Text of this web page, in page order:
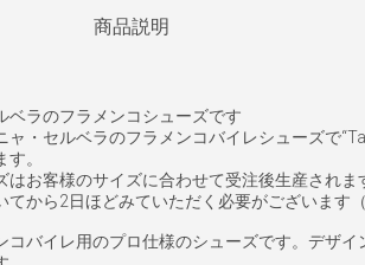
商品説明
ベラのフラメンコシューズです
ャ・セルベラのフラメンコバイレシューズで
。
はお客様のサイズに合わせて受注後生産され
てから2日ほどみていただく必要がございます
コバイレ用のプロ仕様のシューズです。デザ